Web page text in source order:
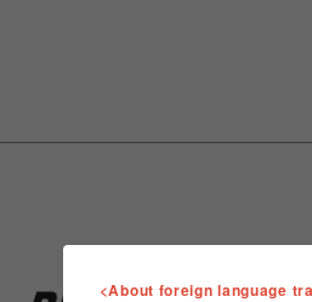
<About foreign language